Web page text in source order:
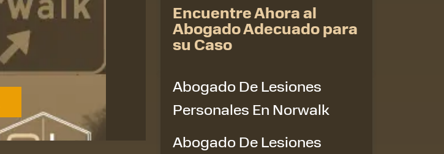
Encuentre Ahora al
Abogado Adecuado para
su Caso
Abogado De Lesiones
Personales En Norwalk
Abogado De Lesiones